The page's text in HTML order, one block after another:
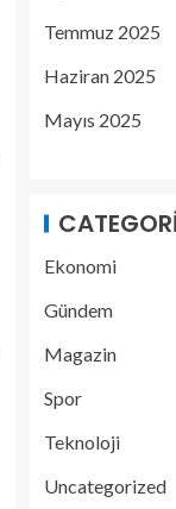
Temmuz 2025
Haziran 2025
Mayıs 2025
Ekonomi
Gündem
Magazin
Spor
Teknoloji
Uncategorized